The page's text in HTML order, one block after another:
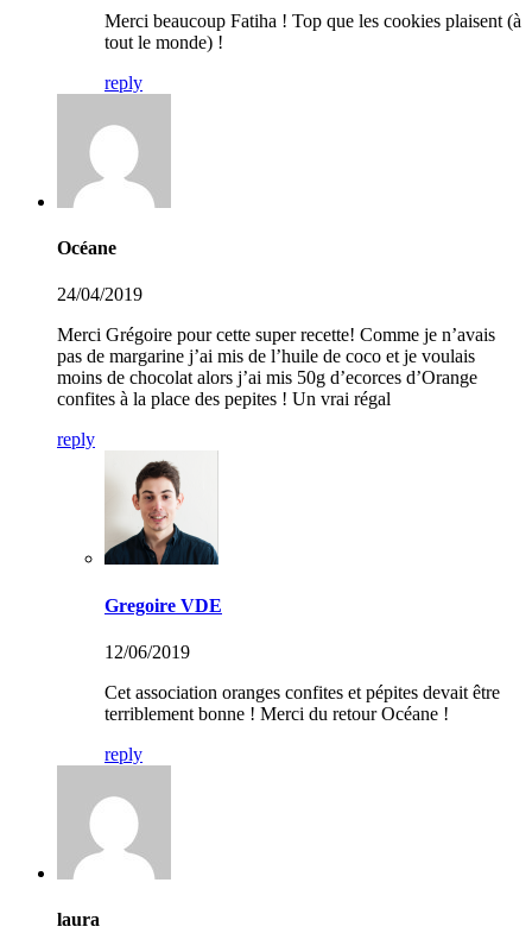
Merci beaucoup Fatiha ! Top que les cookies plaisent (à
tout le monde) !
reply
Océane
24/04/2019
Merci Grégoire pour cette super recette! Comme je n’avais
pas de margarine j’ai mis de l’huile de coco et je voulais
moins de chocolat alors j’ai mis 50g d’ecorces d’Orange
confites à la place des pepites ! Un vrai régal
reply
Gregoire VDE
12/06/2019
Cet association oranges confites et pépites devait être
terriblement bonne ! Merci du retour Océane !
reply
laura